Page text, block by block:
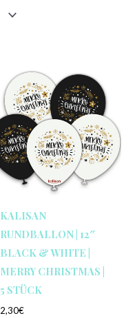
KALISAN
RUNDBALLON | 12″
BLACK & WHITE |
MERRY CHRISTMAS |
5 STÜCK
2,30€